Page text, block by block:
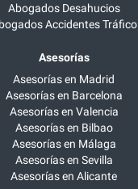
Abogados Desahucios
Accidentes Tráfico
Asesorías
Asesorías en Madrid
Asesorías en Barcelona
Asesorías en Valencia
Asesorías en Bilbao
Asesorías en Málaga
Asesorías en Sevilla
Asesorías en Alicante